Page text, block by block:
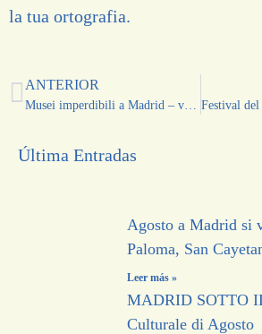
la tua ortografia.
ANTERIOR
Última Entradas
Agosto a Madrid si
Paloma, San
Leer más »
MADRID SOTTO
Culturale di Agosto